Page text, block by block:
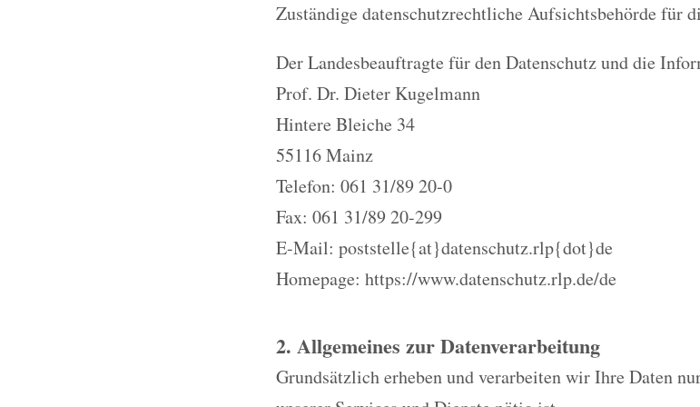
Zuständige datenschutzrechtliche Aufsichtsbehörde für
Der Landesbeauftragte für den Datenschutz und die
Prof. Dr. Dieter Kugelmann
Hintere Bleiche 34
55116 Mainz
Telefon: 061 31/89 20-0
Fax: 061 31/89 20-299
E-Mail: poststelle{at}datenschutz.rlp{dot}de
Homepage: https://www.datenschutz.rlp.de/de
2. Allgemeines zur Datenverarbeitung
Grundsätzlich erheben und verarbeiten wir Ihre Daten